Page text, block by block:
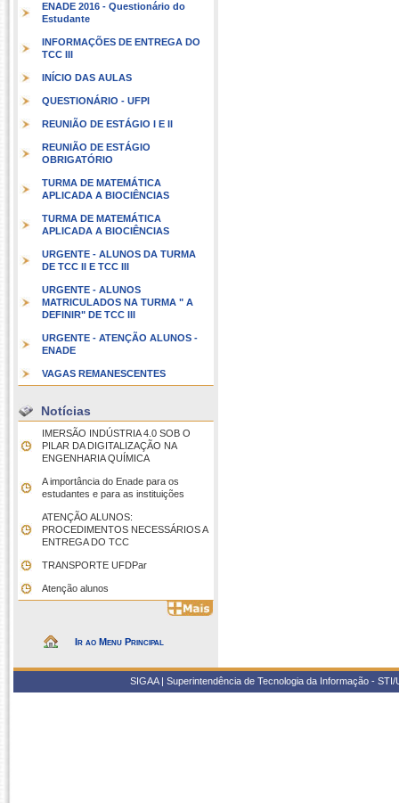
ENADE 2016 - Questionário do
Estudante
INFORMAÇÕES DE ENTREGA DO
TCC III
INÍCIO DAS AULAS
QUESTIONÁRIO - UFPI
REUNIÃO DE ESTÁGIO I E II
REUNIÃO DE ESTÁGIO
OBRIGATÓRIO
TURMA DE MATEMÁTICA
APLICADA A BIOCIÊNCIAS
TURMA DE MATEMÁTICA
APLICADA A BIOCIÊNCIAS
URGENTE - ALUNOS DA TURMA
DE TCC II E TCC III
URGENTE - ALUNOS
MATRICULADOS NA TURMA " A
DEFINIR" DE TCC III
URGENTE - ATENÇÃO ALUNOS -
ENADE
VAGAS REMANESCENTES
Notícias
IMERSÃO INDÚSTRIA 4.0 SOB O
PILAR DA DIGITALIZAÇÃO NA
ENGENHARIA QUÍMICA
A importância do Enade para os
estudantes e para as instituições
ATENÇÃO ALUNOS:
PROCEDIMENTOS NECESSÁRIOS A
ENTREGA DO TCC
TRANSPORTE UFDPar
Atenção alunos
Ir ao Menu Principal
SIGAA | Superintendência de Tecnologia da Informação -